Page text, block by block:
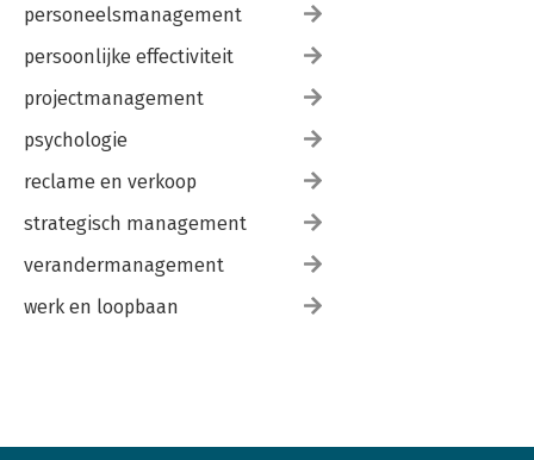
personeelsmanagement
persoonlijke effectiviteit
projectmanagement
psychologie
reclame en verkoop
strategisch management
verandermanagement
werk en loopbaan